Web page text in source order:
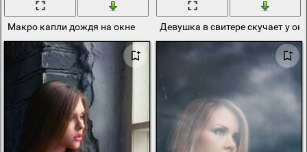
Макро капли дождя на окне Девушка в свитере скучает у